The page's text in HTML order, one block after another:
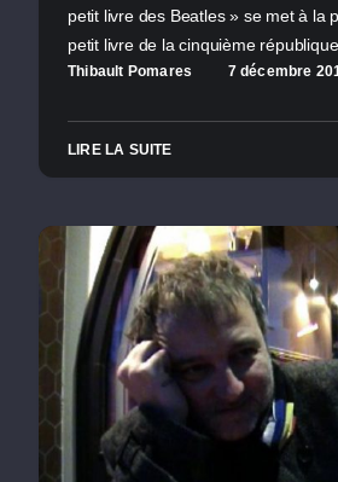
petit livre des Beatles » se met à la
petit livre de la cinquième république
Thibault Pomares 7 décembre
LIRE LA SUITE